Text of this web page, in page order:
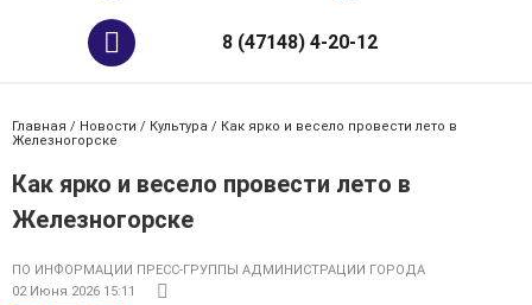
8 (47148) 4-20-12
Главная / Новости / Культура / Как ярко и весело провести лето в
Железногорске
Как ярко и весело провести лето в
Железногорске
ПО ИНФОРМАЦИИ ПРЕСС-ГРУППЫ АДМИНИСТРАЦИИ ГОРОДА
02 Июня 2026 15:11